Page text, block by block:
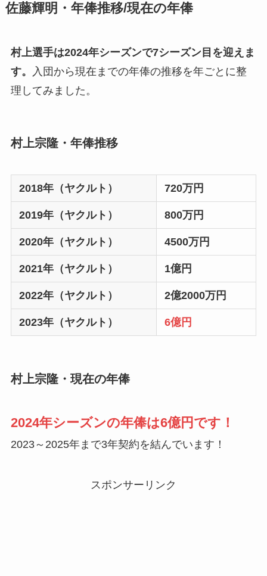
佐藤輝明・年俸推移/現在の年俸
村上選手は2024年シーズンで7シーズン目を迎えま
す。
入団から現在までの年俸の推移を年ごとに整
理してみました。
村上宗隆・年俸推移
2018年（ヤクルト） 720万円
2019年（ヤクルト） 800万円
2020年（ヤクルト） 4500万円
2021年（ヤクルト） 1億円
2022年（ヤクルト） 2億2000万円
2023年（ヤクルト） 6億円
村上宗隆・現在の年俸
2024年シーズンの年俸は6億円です！
2023～2025年まで3年契約を結んでいます！
スポンサーリンク